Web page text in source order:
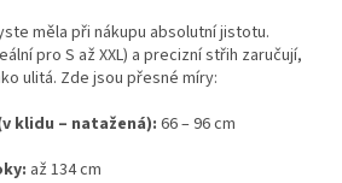
měla při nákupu absolutní jistotu.
pro S až XXL) a precizní střih zaručují,
ulitá. Zde jsou přesné míry:
klidu – natažená):66 – 96 cm
až 134 cm